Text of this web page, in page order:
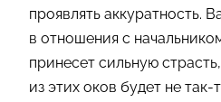
проявлять аккуратность.
в отношения с
принесет сильную
из этих оков будет не так-